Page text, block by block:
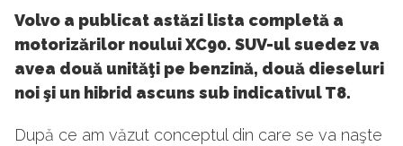
Volvo a publicat astăzi lista completă a
motorizărilor noului XC90. SUV-ul suedez va
avea două unităţi pe benzină, două dieseluri
noi şi un hibrid ascuns sub indicativul T8.
După ce am văzut conceptul din care se va naşte